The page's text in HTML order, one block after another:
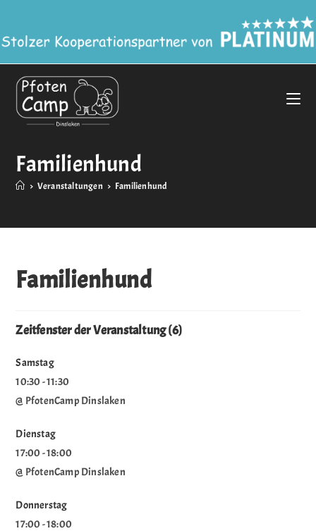
Familienhund
> Veranstaltungen > Familienhund
Familienhund
Zeitfenster der Veranstaltung (6)
Samstag
10:30 -11:30
@ PfotenCamp Dinslaken
Dienstag
17:00 -18:00
@ PfotenCamp Dinslaken
Donnerstag
17:00 -18:00